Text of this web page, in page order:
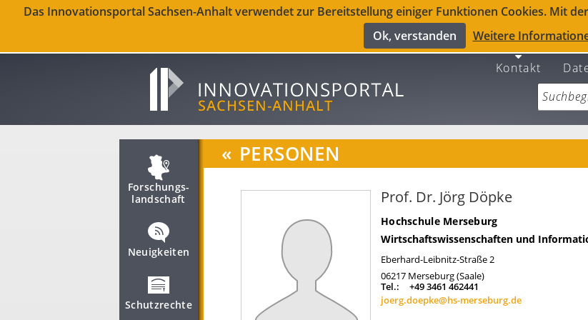
Das Innovationsportal Sachsen-Anhalt verwendet zur Bereitstellung einiger Funktionen Cookies. Mit
Ok, verstanden
Weitere
Kontakt
Forschungs­
landschaft
Neuigkeiten
Schutzrechte
« PERSONEN
Prof. Dr. Jörg Döpke
Hochschule Merseburg
Wirtschaftswissenschaften und
Eberhard-Leibnitz-Straße 2
06217 Merseburg (Saale)
Tel.:
+49 3461 462441
joerg.doepke@hs-merseburg.de